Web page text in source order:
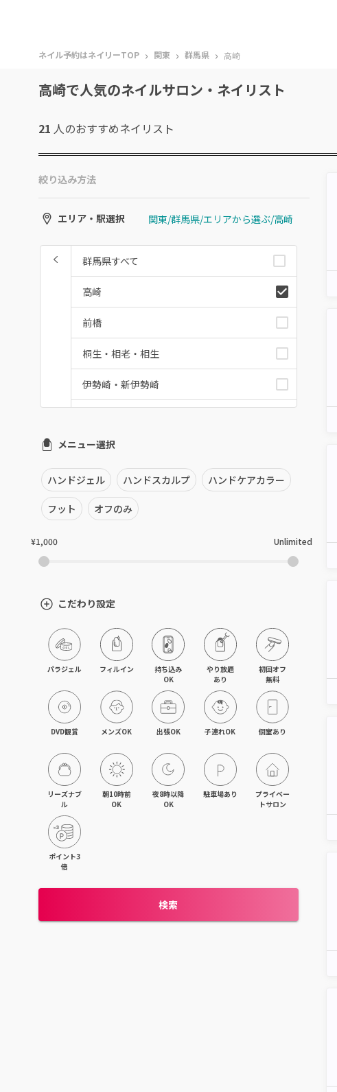
ネイル予約はネイリーTOP › 関東 › 群馬県 › 高崎
高崎で人気のネイルサロン・ネイリスト
21 人のおすすめネイリスト
絞り込み方法
エリア・駅選択 関東/群馬県/エリアから選ぶ/高崎
群馬県すべて
高崎
前橋
桐生・相老・相生
伊勢崎・新伊勢崎
富岡・藤岡・安中
渋川・沼田店・みなかみ
群馬県その他
メニュー選択
ハンドジェル ハンドスカルプ ハンドケアカラー
フット オフのみ
¥1,000 Unlimited
こだわり設定
パラジェル フィルイン
持ち込み
OK
やり放題
あり
初回オフ
無料
DVD観賞 メンズOK 出張OK 子連れOK 個室あり
リーズナブ
ル
朝10時前
OK
夜8時以降
OK
駐車場あり
プライベー
トサロン
ポイント3
倍
検索